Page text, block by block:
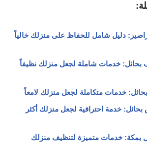
دليل شامل للحفاظ على منزلك خالياً
خدمات شاملة لجعل منزلك نظيفاً
خدمات متكاملة لجعل منزلك لامعاً
خدمة احترافية لجعل منزلك أكثر
بمكة: خدمات متميزة لتنظيف منزلك